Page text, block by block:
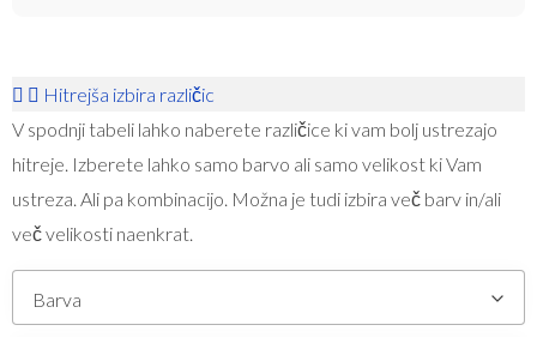
Hitrejša izbira različic
V spodnji tabeli lahko naberete različice ki vam bolj ustrezajo
hitreje. Izberete lahko samo barvo ali samo velikost ki Vam
ustreza. Ali pa kombinacijo. Možna je tudi izbira več barv in/ali
več velikosti naenkrat.
Barva